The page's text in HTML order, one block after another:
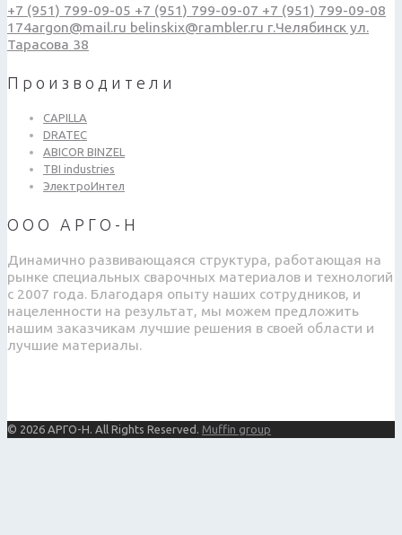
+7 (951) 799-09-05 +7 (951) 799-09-07 +7 (951) 799-09-08
174argon@mail.ru belinskix@rambler.ru г.Челябинск ул.
Тарасова 38
Производители
CAPILLA
DRATEC
ABICOR BINZEL
TBI industries
ЭлектроИнтел
ООО АРГО-Н
Динамично развивающаяся структура, работающая на
рынке специальных сварочных материалов и технологий
с 2007 года. Благодаря опыту наших сотрудников, и
нацеленности на результат, мы можем предложить
нашим заказчикам лучшие решения в своей области и
лучшие материалы.
© 2026 АРГО-Н. All Rights Reserved. Muffin group